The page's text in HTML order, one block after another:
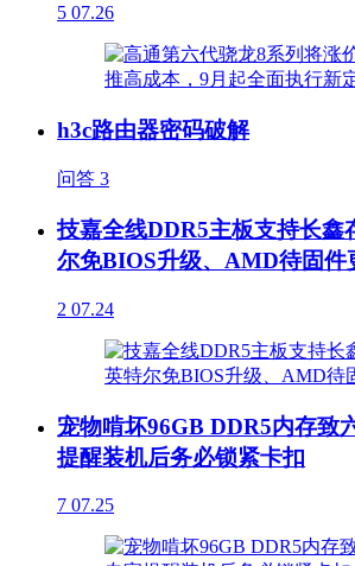
5 07.26
h3c路由器密码破解
问答 3
技嘉全线DDR5主板支持长鑫
尔免BIOS升级、AMD待固件
2 07.24
宠物啃坏96GB DDR5内存致
提醒装机后务必锁紧卡扣
7 07.25